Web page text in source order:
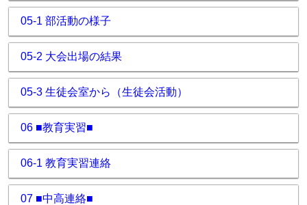
05-1 部活動の様子
05-2 大会出場の結果
05-3 生徒会室から（生徒会活動）
06 ■教育実習■
06-1 教育実習連絡
07 ■中高連絡■